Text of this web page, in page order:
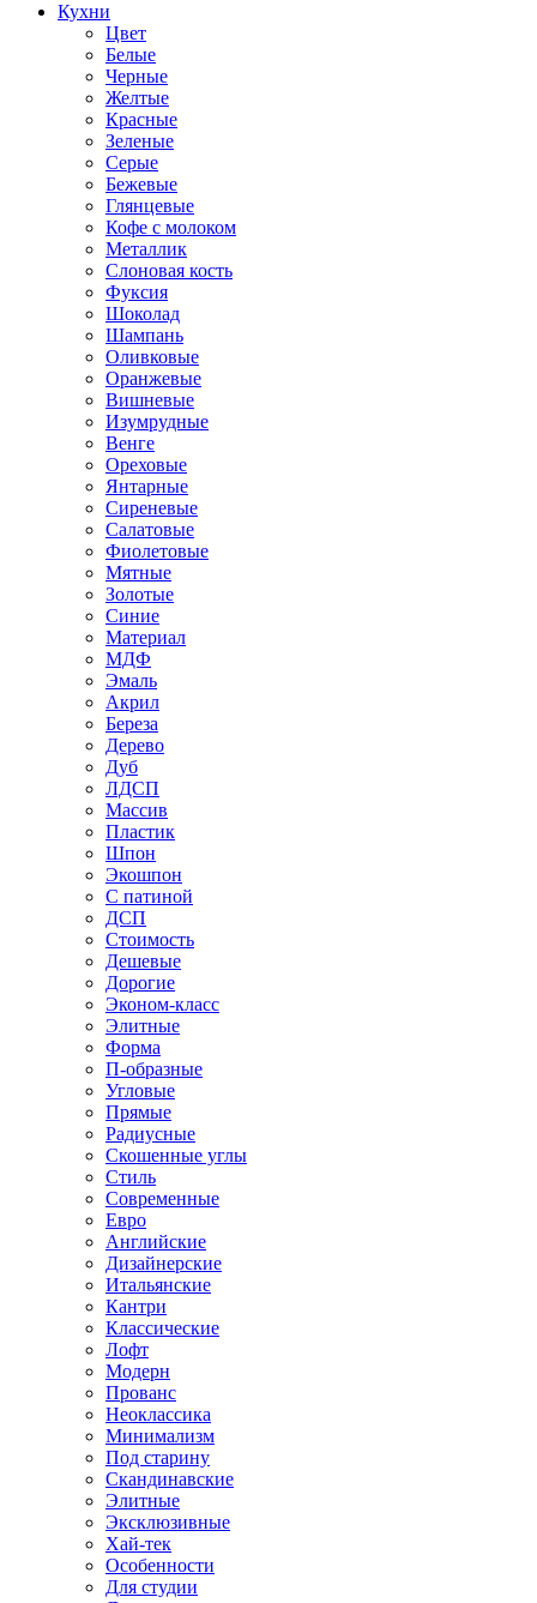
Кухни
Цвет
Белые
Черные
Желтые
Красные
Зеленые
Серые
Бежевые
Глянцевые
Кофе с молоком
Металлик
Слоновая кость
Фуксия
Шоколад
Шампань
Оливковые
Оранжевые
Вишневые
Изумрудные
Венге
Ореховые
Янтарные
Сиреневые
Салатовые
Фиолетовые
Мятные
Золотые
Синие
Материал
МДФ
Эмаль
Акрил
Береза
Дерево
Дуб
ЛДСП
Массив
Пластик
Шпон
Экошпон
С патиной
ДСП
Стоимость
Дешевые
Дорогие
Эконом-класс
Элитные
Форма
П-образные
Угловые
Прямые
Радиусные
Скошенные углы
Стиль
Современные
Евро
Английские
Дизайнерские
Итальянские
Кантри
Классические
Лофт
Модерн
Прованс
Неоклассика
Минимализм
Под старину
Скандинавские
Элитные
Эксклюзивные
Хай-тек
Особенности
Для студии